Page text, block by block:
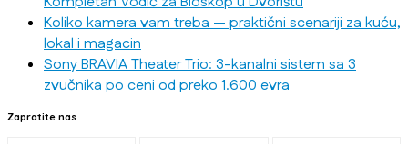
Koliko kamera vam treba — praktični scenariji za kuću,
lokal i magacin
Sony BRAVIA Theater Trio: 3-kanalni sistem sa 3
zvučnika po ceni od preko 1.600 evra
Zapratite nas